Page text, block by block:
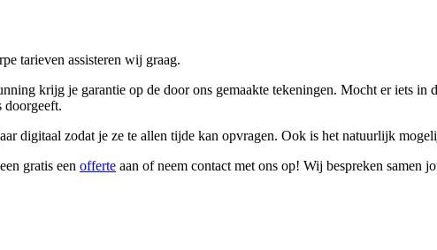
tarieven assisteren wij graag.
krijg je garantie op de door ons gemaakte tekeningen. Mocht er iets
doorgeeft.
digitaal zodat je ze te allen tijde kan opvragen. Ook is het natuurlijk
gratis een offerte aan of neem contact met ons op! Wij bespreken samen